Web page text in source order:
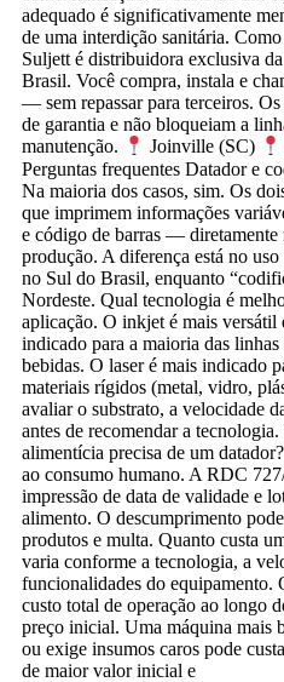
adequado é significativamente
de uma interdição sanitária.
Suljett é distribuidora exclusiva
Brasil. Você compra, instala e
— sem repassar para terceiros.
de garantia e não bloqueiam a
manutenção.
Joinville (SC)
Perguntas frequentes Datador e
Na maioria dos casos, sim. Os
que imprimem informações
e código de barras — diretamente
produção. A diferença está no
no Sul do Brasil, enquanto
Nordeste. Qual tecnologia é
aplicação. O inkjet é mais
indicado para a maioria das
bebidas. O laser é mais indicado
materiais rígidos (metal, vidro,
avaliar o substrato, a velocidade
antes de recomendar a
alimentícia precisa de um
ao consumo humano. A RDC
impressão de data de validade e
alimento. O descumprimento
produtos e multa. Quanto custa
varia conforme a tecnologia, a
funcionalidades do equipamento.
custo total de operação ao longo
preço inicial. Uma máquina mais
ou exige insumos caros pode
de maior valor inicial e